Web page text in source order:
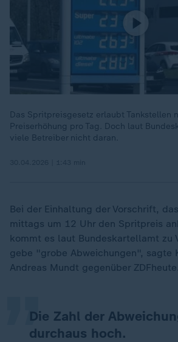
Das Spritpreisgesetz erlaubt Tankstellen
Preiserhöhung pro Tag. Doch laut
viele Betreiber nicht daran.
Bei der Einhaltung der Vorschrift,
mittags um 12 Uhr den Spritpreis
kommt es laut Bundeskartellamt zu
gebe "grobe Abweichungen", sagte
Andreas Mundt gegenüber ZDFheute.
Die Zahl der
durchaus hoch.
„